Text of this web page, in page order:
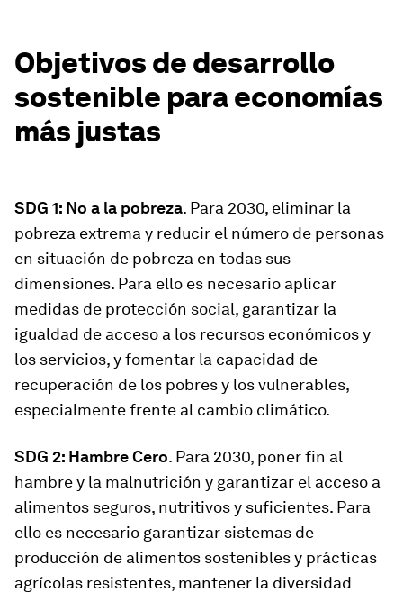
Objetivos de desarrollo
sostenible para economías
más justas
SDG 1: No a la pobreza. Para 2030, eliminar la
pobreza extrema y reducir el número de personas
en situación de pobreza en todas sus
dimensiones. Para ello es necesario aplicar
medidas de protección social, garantizar la
igualdad de acceso a los recursos económicos y
los servicios, y fomentar la capacidad de
recuperación de los pobres y los vulnerables,
especialmente frente al cambio climático.
SDG 2: Hambre Cero. Para 2030, poner fin al
hambre y la malnutrición y garantizar el acceso a
alimentos seguros, nutritivos y suficientes. Para
ello es necesario garantizar sistemas de
producción de alimentos sostenibles y prácticas
agrícolas resistentes, mantener la diversidad